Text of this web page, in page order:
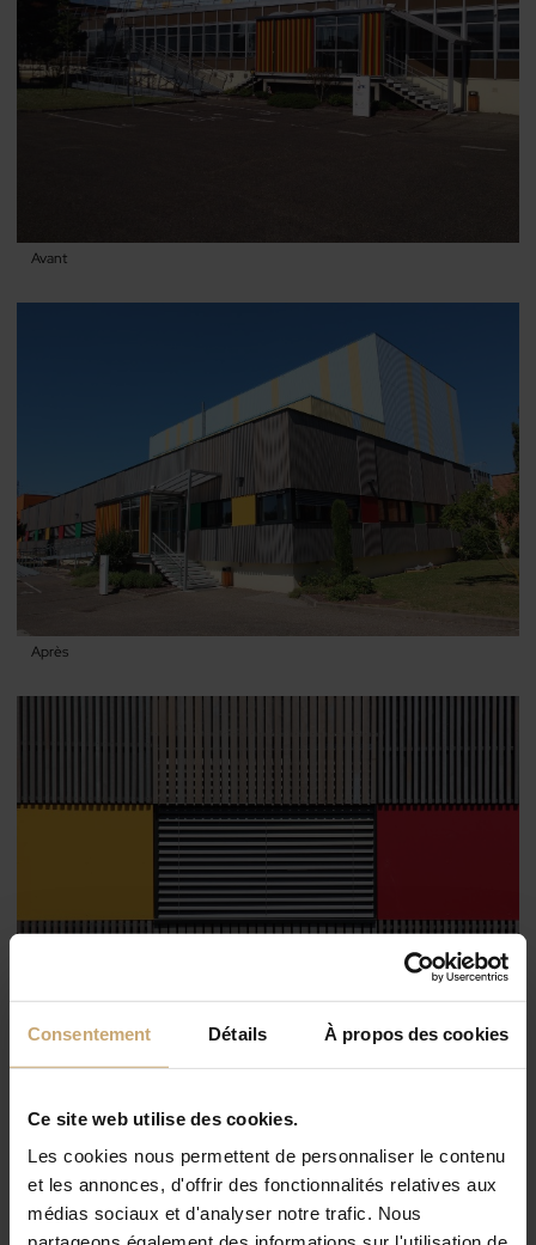
Consentement Détails À propos des cookies
Ce site web utilise des cookies.
Les cookies nous permettent de personnaliser le contenu
et les annonces, d'offrir des fonctionnalités relatives aux
médias sociaux et d'analyser notre trafic. Nous
Avant
Après